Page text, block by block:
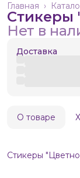
Главная ›
Стикеры
Нет в
Доставка
О товаре
Стикеры